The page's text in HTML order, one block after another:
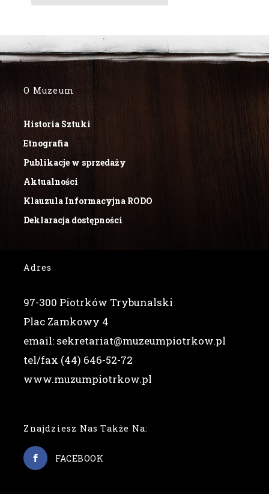
O Muzeum
Historia Sztuki
Etnografia
Publikacje w sprzedaży
Aktualności
Klauzula Informacyjna RODO
Deklaracja dostępności
Adres
97-300 Piotrków Trybunalski
Plac Zamkowy 4
email: sekretariat@muzeumpiotrkow.pl
tel/fax (44) 646-52-72
www.muzumpiotrkow.pl
Znajdziesz Nas Także Na:
FACEBOOK